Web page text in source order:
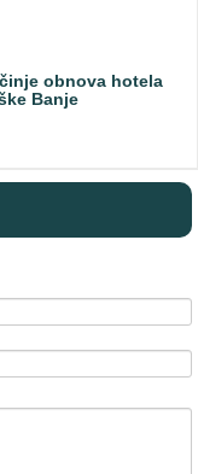
obnova hotela
Banje